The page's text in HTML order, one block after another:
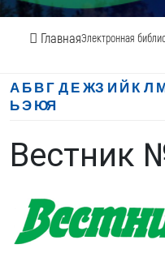
ГлавнаяЭлектронная
АБВГ ДЕЖЗ И Й К Л
ЬЭЮЯ
Вестник